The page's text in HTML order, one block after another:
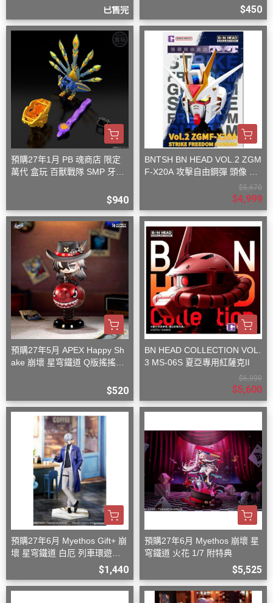
已售完 $450
預購27年1月 PB 魂商店 限定
萬代 盒玩 百獸戰隊 SMP 牙吠
$940
BNTSH BN HEAD VOL.2 ZGM
F-X20A 攻擊自由鋼彈 頭像 53
$5,670
$4,999
預購27年5月 APEX Happy Sh
ake 崩壞 星穹鐵道 Q版搖搖樂
$520
BN HEAD COLLECTION VOL.
3 MS-06S 夏亞專用紅薩克II
$6,000
$5,600
預購27年6月 Myethos Gift+ 崩
壞 星穹鐵道 白厄 列車環遊記V
$1,440
預購27年6月 Myethos 崩壞 星
穹鐵道 火花 1/7 附特典
$5,525